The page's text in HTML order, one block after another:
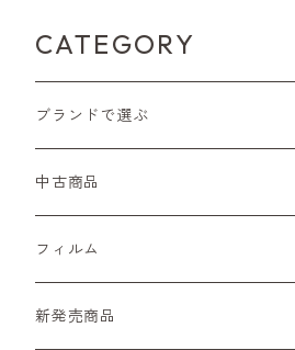
CATEGORY
ブランドで選ぶ
Nikon（ニコン）
Sシリーズ
Fシリーズ（一桁＋F100）
Canon（キヤノン）
レンジファインダー（7、P）
PENTAX（ペンタックス）
中古商品
フィルムカメラ
一眼レフカメラ（マニュアルフォーカス）
デジタルカメラ
フィルム
レンズ付きフィルム
新発売商品